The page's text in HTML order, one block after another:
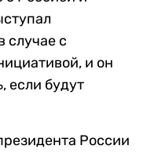
случае с
и он
если будут
России